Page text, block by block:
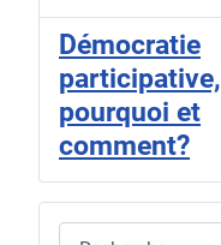
Démocratie
participative,
pourquoi et
comment?